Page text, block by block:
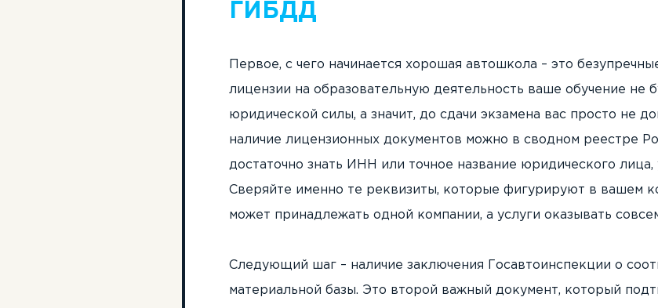
ГИБДД
Первое, с чего начинается хорошая автошкола – это
лицензии на образовательную деятельность ваше обучение не
юридической силы, а значит, до сдачи экзамена вас просто не
наличие лицензионных документов можно в сводном реестре
достаточно знать ИНН или точное название юридического лица,
Сверяйте именно те реквизиты, которые фигурируют в вашем
может принадлежать одной компании, а услуги оказывать
Следующий шаг – наличие заключения Госавтоинспекции о
материальной базы. Это второй важный документ, который